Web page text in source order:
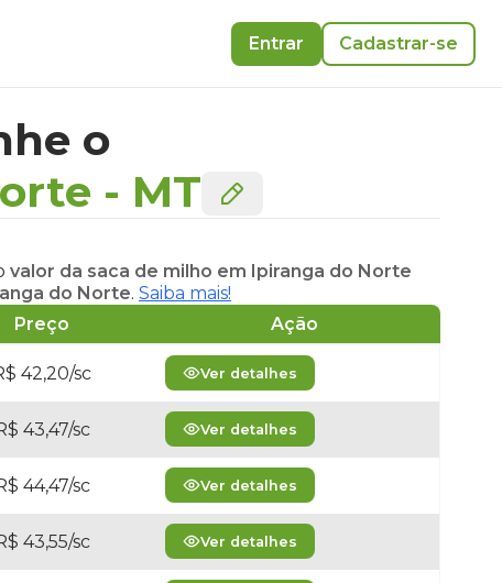
Entrar Cadastrar-se
o
- MT
valor da saca de milho em Ipiranga do Norte
do Norte. Saiba mais!
Preço Ação
42,20/sc Ver detalhes
43,47/sc Ver detalhes
44,47/sc Ver detalhes
43,55/sc Ver detalhes